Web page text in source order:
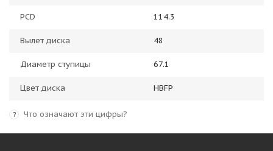
PCD 114.3
Вылет диска 48
Диаметр ступицы 67.1
Цвет диска HBFP
? Что означают эти цифры?